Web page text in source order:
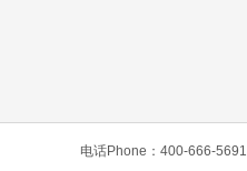
电话Phone：400-666-5691